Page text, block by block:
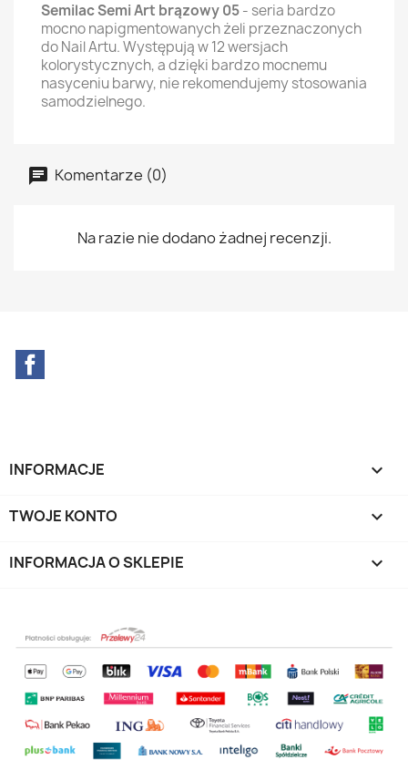
Semilac Semi Art brązowy 05- seria bardzo
mocno napigmentowanych żeli przeznaczonych
do Nail Artu. Występują w 12 wersjach
kolorystycznych, a dzięki bardzo mocnemu
nasyceniu barwy, nie rekomendujemy stosowania
samodzielnego.
Komentarze (0)
Na razie nie dodano żadnej recenzji.
INFORMACJE 
TWOJE KONTO 
INFORMACJA O SKLEPIE keyboard_arrow_down